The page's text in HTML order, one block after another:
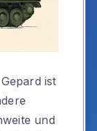
ist
und